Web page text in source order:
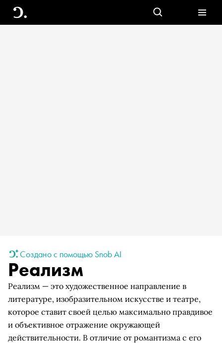
Создано с помощью Snob AI
Реализм
Реализм — это художественное направление в
литературе, изобразительном искусстве и театре,
которое ставит своей целью максимально правдивое
и объективное отражение окружающей
действительности. В отличие от романтизма с его